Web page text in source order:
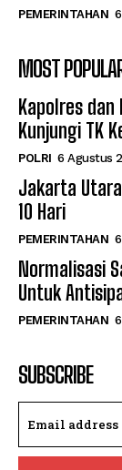
PEMERINTAHAN
MOST
Kapolres
Kunjungi TK
POLRI 6 Agustus
Jakarta
10 Hari
PEMERINTAHAN
Normalisasi
Untuk
PEMERINTAHAN
SUBSCRIBE